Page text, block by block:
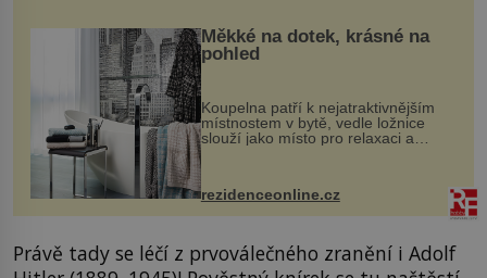
Měkké na dotek, krásné na
pohled
Koupelna patří k nejatraktivnějším
místnostem v bytě, vedle ložnice
slouží jako místo pro relaxaci a
odpočinek. Koupelnový textil –
ručníky, osušky a koberečky –
mohou jako mávnutím kouzelného
proutku...
rezidenceonline.cz
Právě tady se léčí z prvoválečného zranění i Adolf